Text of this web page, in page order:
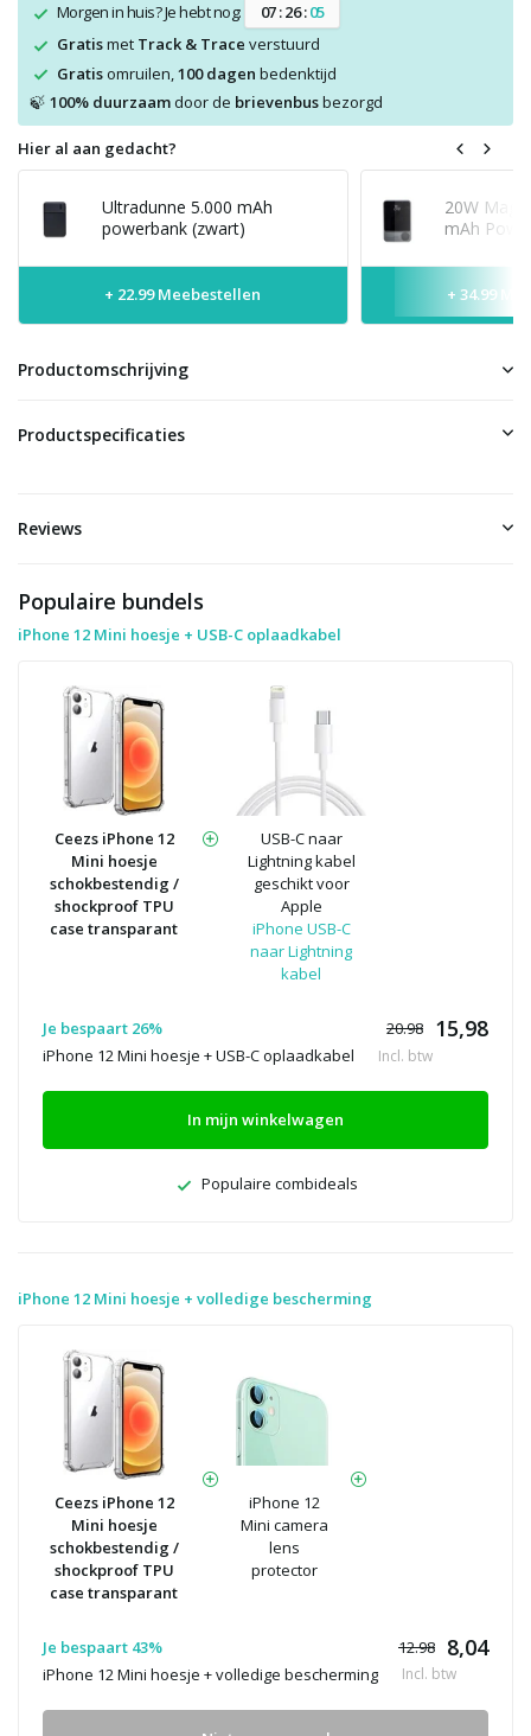
Morgen in huis? Je hebt nog: 07:26:04
Gratismet Track & Trace verstuurd
Gratisomruilen, 100 dagen bedenktijd
🍃 100% duurzaamdoor de brievenbusbezorgd
Hier al aan gedacht?
Ultradunne 5.000 mAh
powerbank (zwart)
+ 22.99 Meebestellen
20W
mAh
+ 34.99
Productomschrijving
Productspecificaties
Reviews
Populaire bundels
iPhone 12 Mini hoesje + USB-C oplaadkabel
Ceezs iPhone 12
Mini hoesje
schokbestendig /
shockproof TPU
case transparant
USB-C naar
Lightning kabel
geschikt voor
Apple
iPhone USB-C
naar Lightning
kabel
Je bespaart 26% 20.98 15,98
iPhone 12 Mini hoesje + USB-C oplaadkabel Incl. btw
In mijn winkelwagen
Populaire combideals
iPhone 12 Mini hoesje + volledige bescherming
Ceezs iPhone 12
Mini hoesje
schokbestendig /
shockproof TPU
case transparant
iPhone 12
Mini camera
lens
protector
Je bespaart 43% 12.98 8,04
iPhone 12 Mini hoesje + volledige bescherming Incl. btw